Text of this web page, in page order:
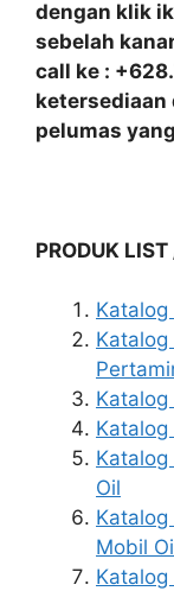
dengan klik
sebelah
call ke :
ketersediaan
pelumas
PRODUK
Katalog
Katalog
Katalog
Katalog
Katalog
Oil
Katalog
Mobil
Katalog